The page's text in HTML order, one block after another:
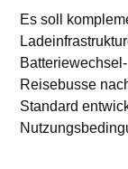
Es soll
Reisebusse
Standard